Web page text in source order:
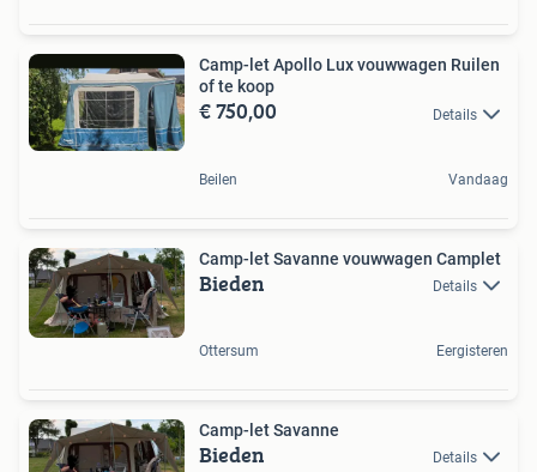
Camp-let Apollo Lux vouwwagen Ruilen
of te koop
€ 750,00 Details
Beilen Vandaag
Camp-let Savanne vouwwagen Camplet
Bieden Details
Ottersum Eergisteren
Camp-let Savanne
Bieden Details